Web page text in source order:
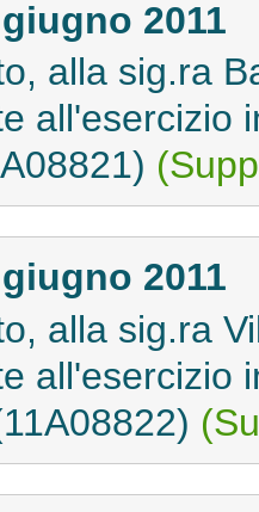
2011
alla sig.ra
all'esercizio
2011
alla sig.ra
all'esercizio